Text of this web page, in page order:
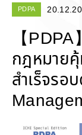
PDPA
【
กฎหมาย
สำเร็จรอ